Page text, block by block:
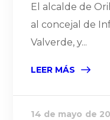
El alcalde de
al concejal de
Valverde, y...
LEER MÁS
14 de mayo de